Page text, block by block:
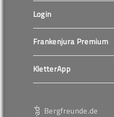
Login
Frankenjura Premium
KletterApp
Bergfreunde.de